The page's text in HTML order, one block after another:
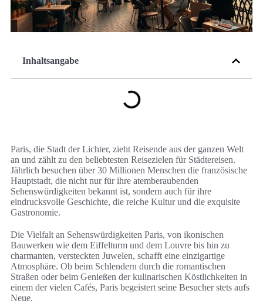
Inhaltsangabe
Paris, die Stadt der Lichter, zieht Reisende aus der ganzen Welt
an und zählt zu den beliebtesten Reisezielen für Städtereisen.
Jährlich besuchen über 30 Millionen Menschen die französische
Hauptstadt, die nicht nur für ihre atemberaubenden
Sehenswürdigkeiten bekannt ist, sondern auch für ihre
eindrucksvolle Geschichte, die reiche Kultur und die exquisite
Gastronomie.
Die Vielfalt an Sehenswürdigkeiten Paris, von ikonischen
Bauwerken wie dem Eiffelturm und dem Louvre bis hin zu
charmanten, versteckten Juwelen, schafft eine einzigartige
Atmosphäre. Ob beim Schlendern durch die romantischen
Straßen oder beim Genießen der kulinarischen Köstlichkeiten in
einem der vielen Cafés, Paris begeistert seine Besucher stets aufs
Neue.